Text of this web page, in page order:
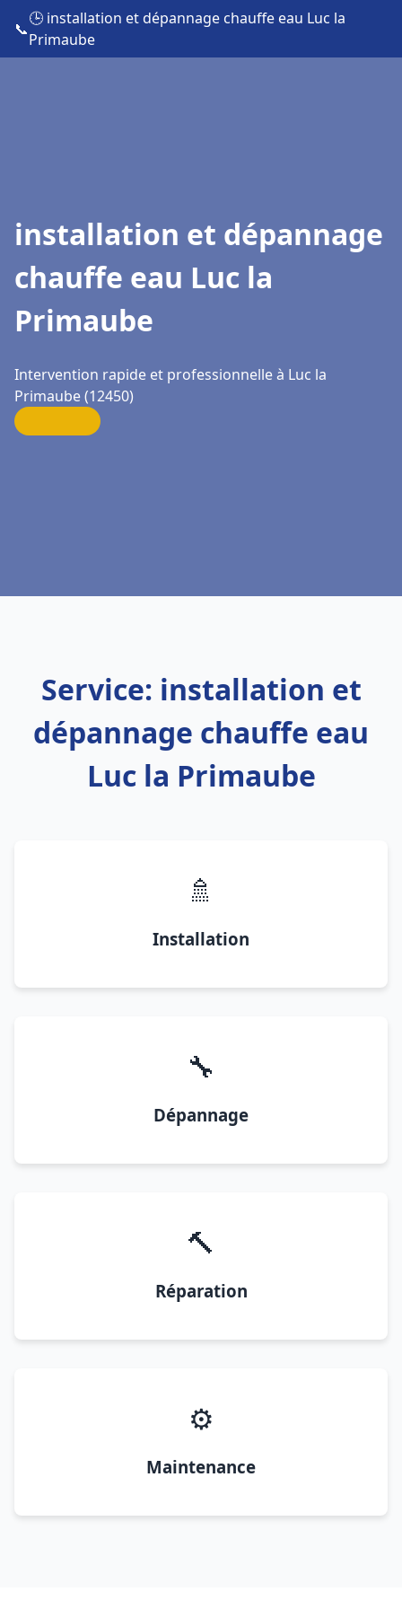
📞
🕒 installation et dépannage chauffe eau Luc la
Primaube
installation et dépannage
chauffe eau Luc la
Primaube
Intervention rapide et professionnelle à Luc la
Primaube (12450)
Service: installation et
dépannage chauffe eau
Luc la Primaube
🚿
Installation
🔧
Dépannage
🔨
Réparation
⚙️
Maintenance